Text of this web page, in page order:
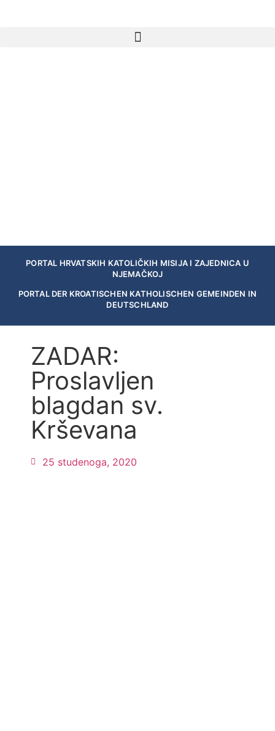
PORTAL HRVATSKIH KATOLIČKIH MISIJA I ZAJEDNICA U
NJEMAČKOJ
PORTAL DER KROATISCHEN KATHOLISCHEN GEMEINDEN IN
DEUTSCHLAND
ZADAR:
Proslavljen
blagdan sv.
Krševana
25 studenoga, 2020